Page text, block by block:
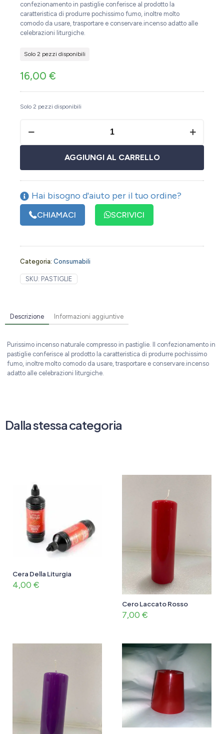
confezionamento in pastiglie conferisce al prodotto la
caratteristica di produrre pochissimo fumo, inoltre molto
comodo da usare, trasportare e conservare.incenso adatto alle
celebrazioni liturgiche.
Solo 2 pezzi disponibili
16,00 €
Solo 2 pezzi disponibili
AGGIUNGI AL CARRELLO
Hai bisogno d'aiuto per il tuo ordine?
CHIAMACI SCRIVICI
Categoria: Consumabili
SKU: PASTIGLIE
Descrizione Informazioni aggiuntive
Purissimo incenso naturale compresso in pastiglie. Il confezionamento in
pastiglie conferisce al prodotto la caratteristica di produrre pochissimo
fumo, inoltre molto comodo da usare, trasportare e conservare.incenso
adatto alle celebrazioni liturgiche.
Dalla stessa categoria
Cera Della Liturgia
4,00 €
Cero Laccato Rosso
7,00 €